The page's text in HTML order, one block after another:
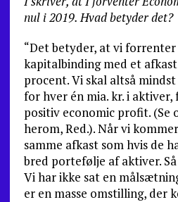
nul i 2019. Hvad betyder det?
“Det betyder, at vi forrenter
kapitalbinding med et
procent. Vi skal altså
for hver én mia. kr. i aktiver,
positiv economic profit. (Se
herom, Red.). Når vi
samme afkast som hvis de
bred portefølje af aktiver.
Vi har ikke sat en
er en masse omstilling, der